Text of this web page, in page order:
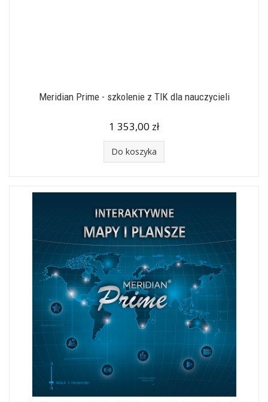
Meridian Prime - szkolenie z TIK dla nauczycieli
1 353,00 zł
Do koszyka